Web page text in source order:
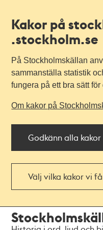
Kakor på
.stockholm.se
På Stockholmskällan
sammanställa statistik
fungera på ett bra sätt för
Om kakor på
Godkänn alla kakor
Välj vilka kakor vi
navigationen
huvudinnehållet